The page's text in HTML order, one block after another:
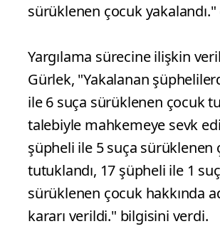
sürüklenen çocuk yakalandı."
Yargılama sürecine ilişkin
Gürlek, "Yakalanan
ile 6 suça sürüklenen çocuk
talebiyle mahkemeye sevk
şüpheli ile 5 suça sürüklenen
tutuklandı, 17 şüpheli ile 1
sürüklenen çocuk hakkında
kararı verildi." bilgisini verdi.